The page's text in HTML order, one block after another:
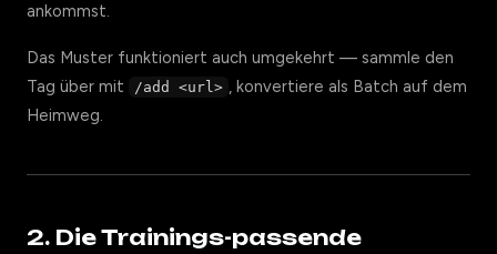
ankommst.
Das Muster funktioniert auch umgekehrt — sammle den
Tag über mit
/add <url> , konvertiere als Batch auf dem
Heimweg.
2. Die Trainings-passende